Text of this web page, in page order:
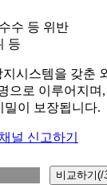
수 등 위반
등
시스템을 갖춘
으로 이루어지며
밀이 보장됩니다.
널 신고하기
비교하기(/